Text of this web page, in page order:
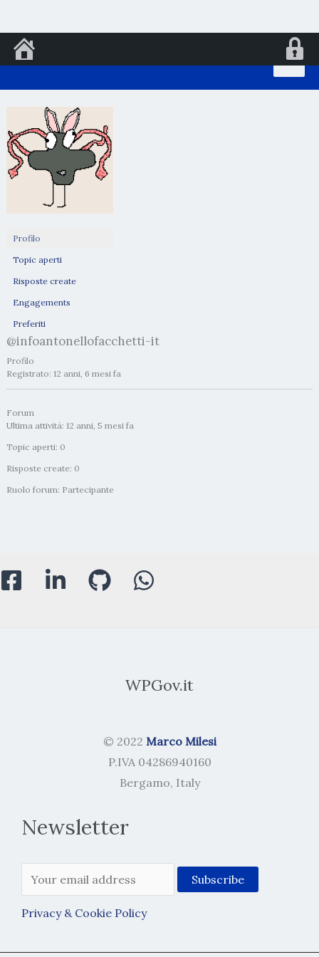
al
Profilo
Topic aperti
Risposte create
Engagements
Preferiti
@infoantonellofacchetti-it
Profilo
Registrato: 12 anni, 6 mesi fa
Forum
Ultima attività: 12 anni, 5 mesi fa
Topic aperti: 0
Risposte create: 0
Ruolo forum: Partecipante
WPGov.it
© 2022 Marco Milesi
P.IVA 04286940160
Bergamo, Italy
Newsletter
Privacy & Cookie Policy